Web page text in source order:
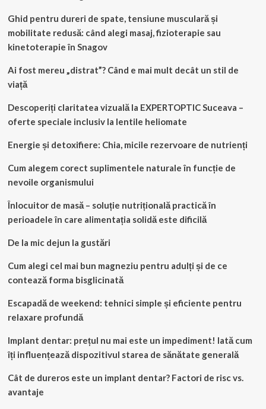
Ghid pentru dureri de spate, tensiune musculară și
mobilitate redusă: când alegi masaj, fizioterapie sau
kinetoterapie în Snagov
Ai fost mereu „distrat”? Când e mai mult decât un stil de
viață
Descoperiți claritatea vizuală la EXPERTOPTIC Suceava –
oferte speciale inclusiv la lentile heliomate
Energie și detoxifiere: Chia, micile rezervoare de nutrienți
Cum alegem corect suplimentele naturale în funcție de
nevoile organismului
Înlocuitor de masă – soluție nutrițională practică în
perioadele în care alimentația solidă este dificilă
De la mic dejun la gustări
Cum alegi cel mai bun magneziu pentru adulți și de ce
contează forma bisglicinată
Escapadă de weekend: tehnici simple și eficiente pentru
relaxare profundă
Implant dentar: prețul nu mai este un impediment! Iată cum
îți influențează dispozitivul starea de sănătate generală
Cât de dureros este un implant dentar? Factori de risc vs.
avantaje